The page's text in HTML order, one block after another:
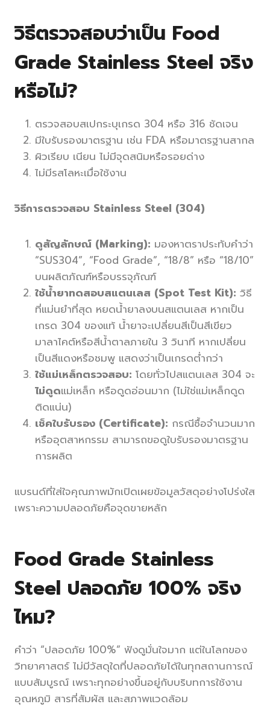
วิธีตรวจสอบว่าเป็น Food
Grade Stainless Steel จริง
หรือไม่?
ตรวจสอบสเปกระบุเกรด 304 หรือ 316 ชัดเจน
มีใบรับรองมาตรฐาน เช่น FDA หรือมาตรฐานสากล
ผิวเรียบ เนียน ไม่มีจุดสนิมหรือรอยด่าง
ไม่มีรสโลหะเมื่อใช้งาน
วิธีการตรวจสอบ Stainless Steel (304)
ดูสัญลักษณ์ (Marking): มองหาตราประทับคำว่า
“SUS304”, “Food Grade”, “18/8” หรือ “18/10”
บนผลิตภัณฑ์หรือบรรจุภัณฑ์
ใช้น้ำยาทดสอบสแตนเลส (Spot Test Kit): วิธี
ที่แม่นยำที่สุด หยดน้ำยาลงบนสแตนเลส หากเป็น
เกรด 304 ของแท้ น้ำยาจะเปลี่ยนสีเป็นสีเขียว
มาลาไคต์หรือสีน้ำตาลภายใน 3 วินาที หากเปลี่ยน
เป็นสีแดงหรือชมพู แสดงว่าเป็นเกรดต่ำกว่า
ใช้แม่เหล็กตรวจสอบ: โดยทั่วไปสแตนเลส 304 จะ
ไม่ดูดแม่เหล็ก หรือดูดอ่อนมาก (ไม่ใช่แม่เหล็กดูด
ติดแน่น)
เช็คใบรับรอง (Certificate): กรณีซื้อจำนวนมาก
หรืออุตสาหกรรม สามารถขอดูใบรับรองมาตรฐาน
การผลิต
แบรนด์ที่ใส่ใจคุณภาพมักเปิดเผยข้อมูลวัสดุอย่างโปร่งใส
เพราะความปลอดภัยคือจุดขายหลัก
Food Grade Stainless
Steel ปลอดภัย 100% จริง
ไหม?
คำว่า “ปลอดภัย 100%” ฟังดูมั่นใจมาก แต่ในโลกของ
วิทยาศาสตร์ ไม่มีวัสดุใดที่ปลอดภัยได้ในทุกสถานการณ์
แบบสัมบูรณ์ เพราะทุกอย่างขึ้นอยู่กับบริบทการใช้งาน
อุณหภูมิ สารที่สัมผัส และสภาพแวดล้อม